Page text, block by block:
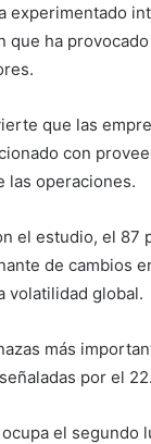
experimentado
que ha
que las
con
las operaciones.
el estudio, el 87
de cambios
volatilidad global.
más
por el
el segundo